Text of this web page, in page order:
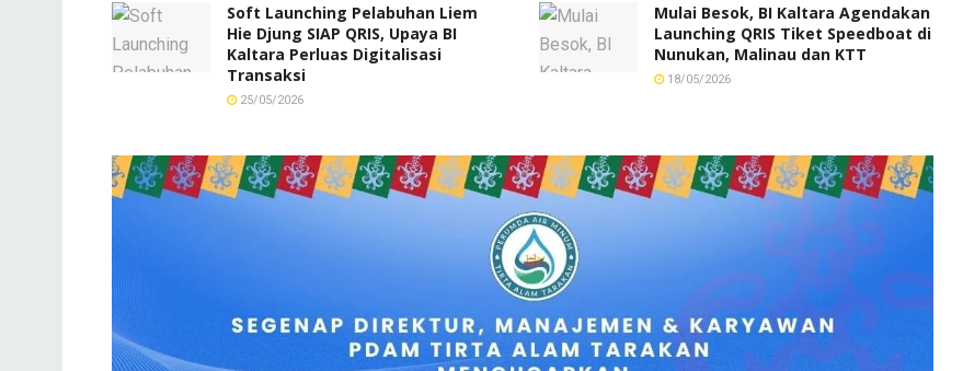
Soft Launching Pelabuhan Liem
Hie Djung SIAP QRIS, Upaya BI
Kaltara Perluas Digitalisasi
Transaksi
25/05/2026
Mulai Besok, BI Kaltara Agendakan
Launching QRIS Tiket Speedboat di
Nunukan, Malinau dan KTT
18/05/2026